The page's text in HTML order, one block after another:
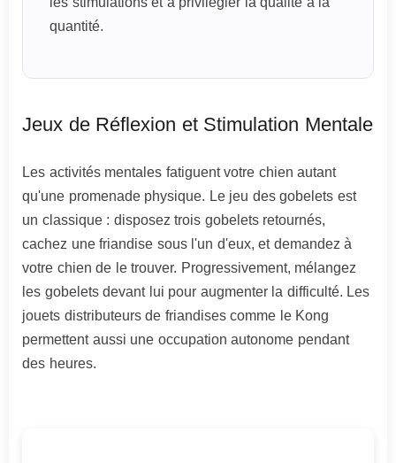
quantité.
Jeux de Réflexion et Stimulation Mentale
Les activités mentales fatiguent votre chien autant
qu'une promenade physique. Le jeu des gobelets est
un classique : disposez trois gobelets retournés,
cachez une friandise sous l'un d'eux, et demandez à
votre chien de le trouver. Progressivement, mélangez
les gobelets devant lui pour augmenter la difficulté. Les
jouets distributeurs de friandises comme le Kong
permettent aussi une occupation autonome pendant
des heures.